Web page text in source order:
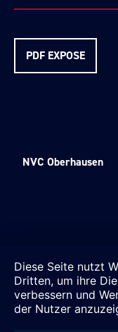
PDF EXPOSE
NVC Oberhausen
Diese Seite nutzt
Dritten, um ihre
verbessern und
der Nutzer